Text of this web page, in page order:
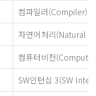
컴파일러(Compiler)
자연어처리(Natural
컴퓨터비전
SW인턴십 3(SW